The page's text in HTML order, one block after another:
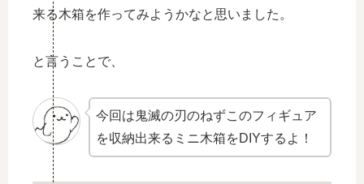
来る木箱を作ってみようかなと思いました。
と言うことで、
今回は鬼滅の刃のねずこのフィギュア
を収納出来るミニ木箱をDIYするよ！